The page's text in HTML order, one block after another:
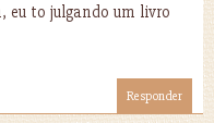
eu to julgando um livro
Responder